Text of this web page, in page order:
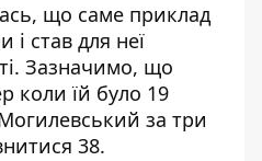
що саме приклад
і став для неї
Зазначимо, що
коли їй було 19
за три
38.